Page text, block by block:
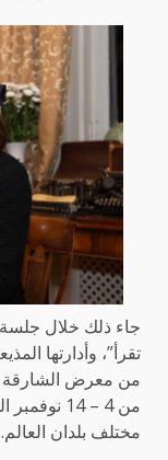
جاء ذلك خلال
من معرض الشارقة
من 4 – 14
مختلف بلدان العالم.